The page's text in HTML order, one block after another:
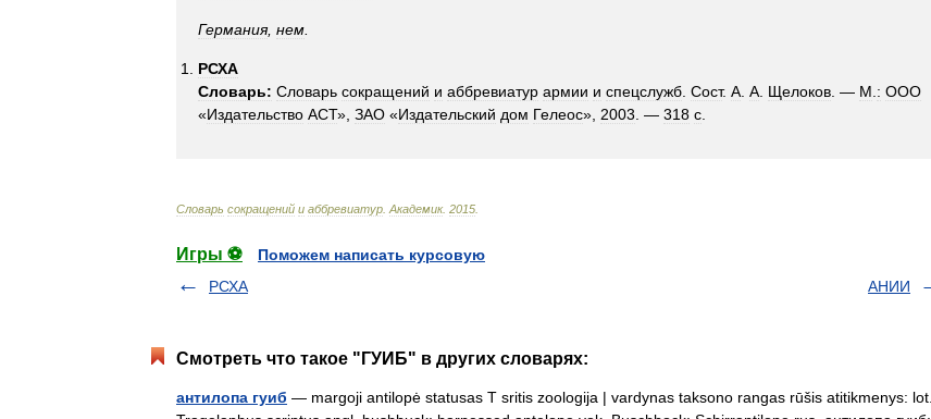
Германия, нем
РСХА
Словарь: Словарь сокращений и аббревиатур армии и спецслужб Сост. А А Щелоков . — М : ООО
«Издательство АСТ», ЗАО «Издательский дом Гелеос», 2003 . — 318 с
Словарь сокращений и аббревиатур Академик. 2015
Игры ⚽
Поможем написать курсовую
РСХА
АНИИ
Смотреть что такое "ГУИБ" в других словарях:
антилопа гуиб — margoji antilopė statusas T sritis zoologija | vardynas taksono rangas rūšis atitikmenys: lot.